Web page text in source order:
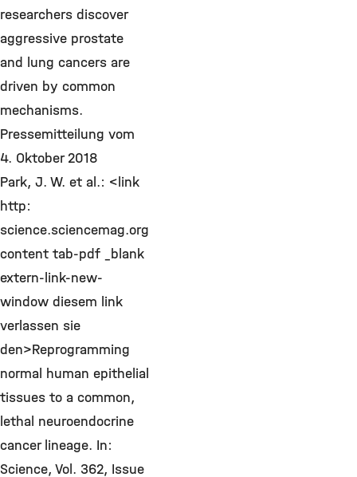
researchers discover
aggressive prostate
and lung cancers are
driven by common
mechanisms.
Pressemitteilung vom
4. Oktober 2018
Park, J. W. et al.: <link
http:
science.sciencemag.org
content tab-pdf _blank
extern-link-new-
window diesem link
verlassen sie
den>Reprogramming
normal human epithelial
tissues to a common,
lethal neuroendocrine
cancer lineage. In:
Science, Vol. 362, Issue